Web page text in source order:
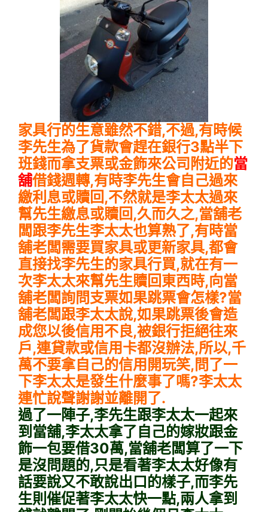
家具行的生意雖然不錯,不過,有時候
李先生為了貨款會趕在銀行3點半下
班錢而拿支票或金飾來公司附近的當
舖借錢週轉,有時李先生會自己過來
繳利息或贖回,不然就是李太太過來
幫先生繳息或贖回,久而久之,當舖老
闆跟李先生李太太也算熟了,有時當
舖老闆需要買家具或更新家具,都會
直接找李先生的家具行買,就在有一
次李太太來幫先生贖回東西時,向當
舖老闆詢問支票如果跳票會怎樣?當
舖老闆跟李太太說,如果跳票後會造
成您以後信用不良,被銀行拒絕往來
戶,連貸款或信用卡都沒辦法,所以,千
萬不要拿自己的信用開玩笑,問了一
下李太太是發生什麼事了嗎?李太太
連忙說聲謝謝並離開了.
過了一陣子,李先生跟李太太一起來
到當舖,李太太拿了自己的嫁妝跟金
飾一包要借30萬,當舖老闆算了一下
是沒問題的,只是看著李太太好像有
話要說又不敢說出口的樣子,而李先
生則催促著李太太快一點,兩人拿到